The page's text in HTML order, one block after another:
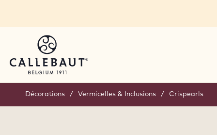
Décorations / Vermicelles & Inclusions / Crispearls